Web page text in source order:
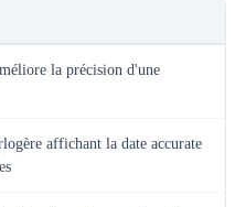
la précision d'une
affichant la date accurate